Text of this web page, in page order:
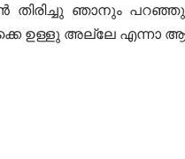
തിരിച്ചു ഞാനും
ഉള്ളു അല്ലേ എന്നാ